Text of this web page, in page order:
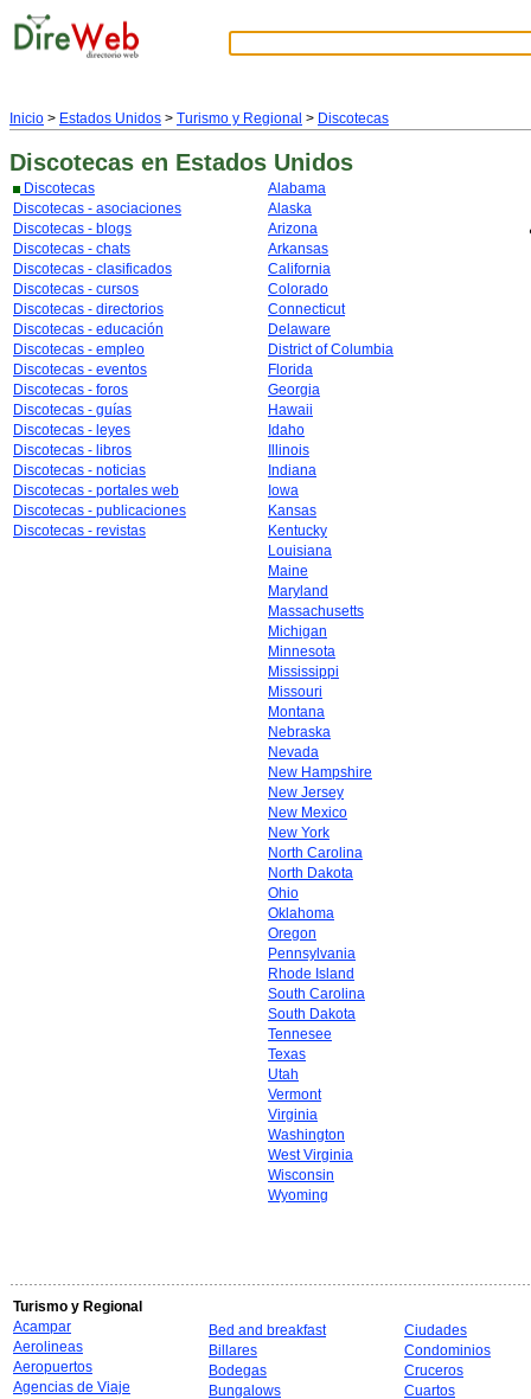
Inicio > Estados Unidos > Turismo y Regional > Discotecas
Discotecas en Estados Unidos
Discotecas
Discotecas - asociaciones
Discotecas - blogs
Discotecas - chats
Discotecas - clasificados
Discotecas - cursos
Discotecas - directorios
Discotecas - educación
Discotecas - empleo
Discotecas - eventos
Discotecas - foros
Discotecas - guías
Discotecas - leyes
Discotecas - libros
Discotecas - noticias
Discotecas - portales web
Discotecas - publicaciones
Discotecas - revistas
Alabama
Alaska
Arizona
Arkansas
California
Colorado
Connecticut
Delaware
District of Columbia
Florida
Georgia
Hawaii
Idaho
Illinois
Indiana
Iowa
Kansas
Kentucky
Louisiana
Maine
Maryland
Massachusetts
Michigan
Minnesota
Mississippi
Missouri
Montana
Nebraska
Nevada
New Hampshire
New Jersey
New Mexico
New York
North Carolina
North Dakota
Ohio
Oklahoma
Oregon
Pennsylvania
Rhode Island
South Carolina
South Dakota
Tennesee
Texas
Utah
Vermont
Virginia
Washington
West Virginia
Wisconsin
Wyoming
Turismo y Regional
Acampar
Aerolineas
Aeropuertos
Agencias de Viaje
Bed and breakfast
Billares
Bodegas
Bungalows
Ciudades
Condominios
Cruceros
Cuartos